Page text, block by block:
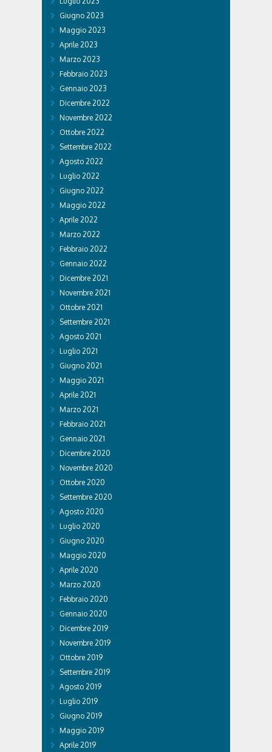
Giugno 2023
Maggio 2023
Aprile 2023
Marzo 2023
Febbraio 2023
Gennaio 2023
Dicembre 2022
Novembre 2022
Ottobre 2022
Settembre 2022
Agosto 2022
Luglio 2022
Giugno 2022
Maggio 2022
Aprile 2022
Marzo 2022
Febbraio 2022
Gennaio 2022
Dicembre 2021
Novembre 2021
Ottobre 2021
Settembre 2021
Agosto 2021
Luglio 2021
Giugno 2021
Maggio 2021
Aprile 2021
Marzo 2021
Febbraio 2021
Gennaio 2021
Dicembre 2020
Novembre 2020
Ottobre 2020
Settembre 2020
Agosto 2020
Luglio 2020
Giugno 2020
Maggio 2020
Aprile 2020
Marzo 2020
Febbraio 2020
Gennaio 2020
Dicembre 2019
Novembre 2019
Ottobre 2019
Settembre 2019
Agosto 2019
Luglio 2019
Giugno 2019
Maggio 2019
Aprile 2019